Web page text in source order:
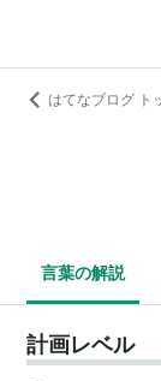
はてなブログ ト
言葉の解説
計画レベル